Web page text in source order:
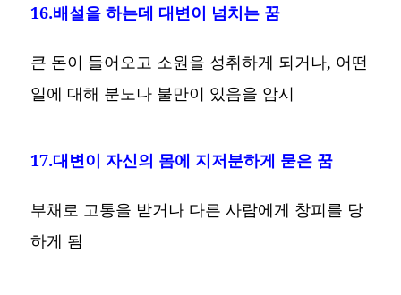
16.배설을 하는데 대변이 넘치는 꿈
큰 돈이 들어오고 소원을 성취하게 되거나, 어떤
일에 대해 분노나 불만이 있음을 암시
17.대변이 자신의 몸에 지저분하게 묻은 꿈
부채로 고통을 받거나 다른 사람에게 창피를 당
하게 됨